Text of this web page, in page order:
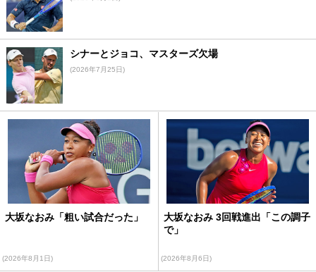
シナーとジョコ、マスターズ欠場
(2026年7月25日)
大坂なおみ「粗い試合だった」
(2026年8月1日)
大坂なおみ 3回戦進出「この調子
で」
(2026年8月6日)